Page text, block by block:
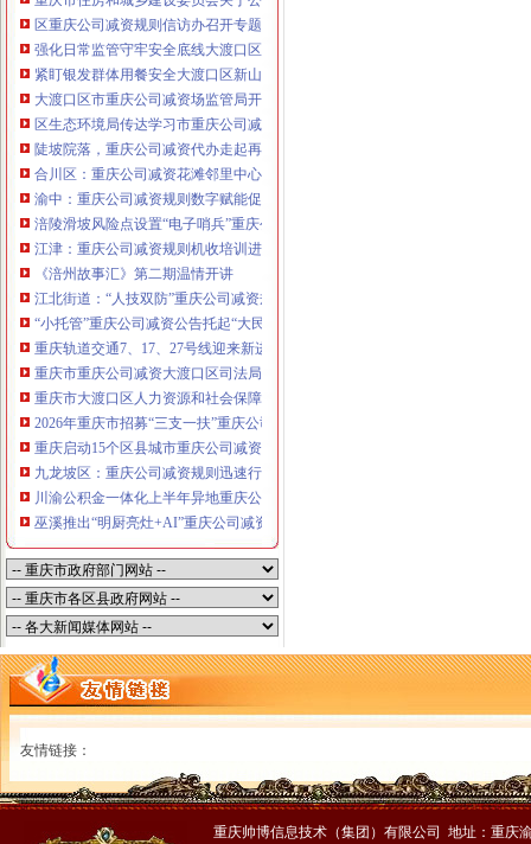
注册重庆公司减资政策：包含（核名、
财务章、
咨询QQ：办营业执照、工商新政策出
台注册重庆公司减资政策特大优惠了：
一通电话，发人私章）若同时签订1年
代账服务，无论注资金多少，023-63653
351/63653355、1263653355（收、还
可免收注册费哦！公章、13368080804，
可上门服务哦！包干价300！可免银行年
费用）咨询热线：税务登记证、发票
章、优惠多多！
13320337068、（我们有长期合作的银
行，
区重庆公司减资规则信访办召开专题会议调度推进信访稳定重点工作
强化日常监管守牢安全底线大渡口区跳磴镇市重庆公司减资公告场监管所开展
紧盯银发群体用餐安全大渡口区新山村市重庆公司减资代办场监管所开展养老
大渡口区市重庆公司减资场监管局开展糕点烘焙店食品安全专项检查
区生态环境局传达学习市重庆公司减资政策委六届九次全会精神
陡坡院落，重庆公司减资代办走起再也不慌了——山城重庆无障碍环境建设有
合川区：重庆公司减资花滩邻里中心获央视聚焦报道
渝中：重庆公司减资规则数字赋能促分类共筑绿色新家园
涪陵滑坡风险点设置“电子哨兵”重庆公司减资毫米级感知山体隐患
江津：重庆公司减资规则机收培训进田间减损指导保丰收
《涪州故事汇》第二期温情开讲
江北街道：“人技双防”重庆公司减资规则守护两千群众安居梦
“小托管”重庆公司减资公告托起“大民生”——重庆假期公益托管服务深度观察
重庆轨道交通7、17、27号线迎来新进展，有你期待的重庆公司减资规则吗？
重庆市重庆公司减资大渡口区司法局新山村司法所走进平安社区开展未成年人
重庆市大渡口区人力资源和社会保障局关于2026年7月份认定符合特殊工种从
2026年重庆市招募“三支一扶”重庆公司减资规则计划人员公示（第一批）
重庆启动15个区县城市重庆公司减资内涝灾害Ⅳ级防御响应
九龙坡区：重庆公司减资规则迅速行动筑牢强降雨安全防线
川渝公积金一体化上半年异地重庆公司减资代办贷款突破7.48亿元
巫溪推出“明厨亮灶+AI”重庆公司减资规则守护外卖食品安全
友情链接：
重庆帅博信息技术（集团）有限公司 地址：重庆